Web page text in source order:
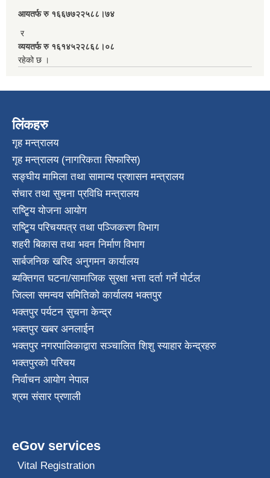
आयतर्फ रु‌ १६६७७२२५८८।७४
र
व्ययतर्फ रु १६१४५२२८६८।०८
रहेको छ ।
लिंकहरु
गृह मन्त्रालय
गृह मन्त्रालय (नागरिकता सिफारिस)
सङ्घीय मामिला तथा सामान्य प्रशासन मन्त्रालय
संचार तथा सुचना प्रविधि मन्त्रालय
राष्टि्ृय योजना आयोग
राष्टि्ृय परिचयपत्र तथा पञ्जिकरण विभाग
शहरी बिकास तथा भवन निर्माण विभाग
सार्बजनिक खरिद अनुगमन कार्यालय
ब्यक्तिगत घटना/सामाजिक सुरक्षा भत्ता दर्ता गर्ने पोर्टल
जिल्ला समन्वय समितिको कार्यालय भक्तपुर
भक्तपुर पर्यटन सुचना केन्द्र
भक्तपुर खबर अनलाईन
भक्तपुर नगरपालिकाद्वारा सञ्चालित शिशु स्याहार केन्द्रहरु
भक्तपुरकाे परिचय
निर्वाचन आयोग नेपाल
श्रम संसार प्रणाली
eGov services
Vital Registration